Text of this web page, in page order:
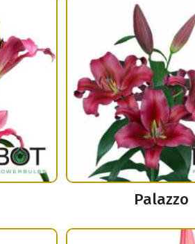
Palazzo